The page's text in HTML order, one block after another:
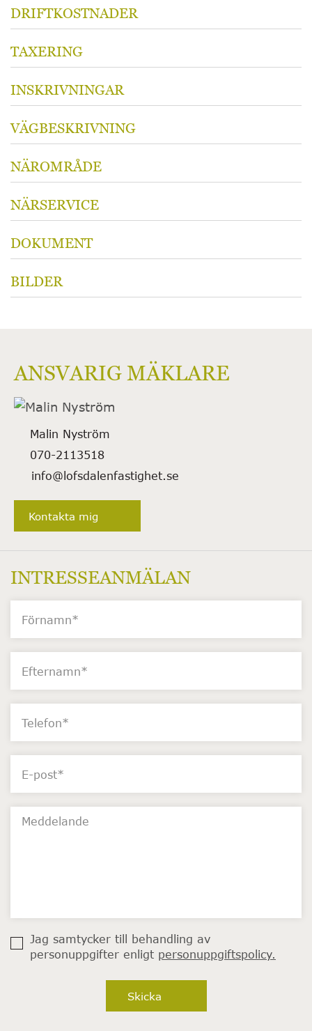
DRIFTKOSTNADER
TAXERING
INSKRIVNINGAR
VÄGBESKRIVNING
NÄROMRÅDE
NÄRSERVICE
DOKUMENT
BILDER
ANSVARIG MÄKLARE
Malin Nyström
070-2113518
info@lofsdalenfastighet.se
Kontakta mig
INTRESSEANMÄLAN
Jag samtycker till behandling av
personuppgifter enligt personuppgiftspolicy.